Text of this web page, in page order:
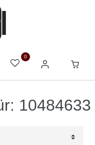
0
10484633